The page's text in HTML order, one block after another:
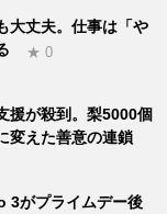
大丈夫。仕事は「や
★ 0
援が殺到。梨5000個
変えた善意の連鎖
3がプライムデー後